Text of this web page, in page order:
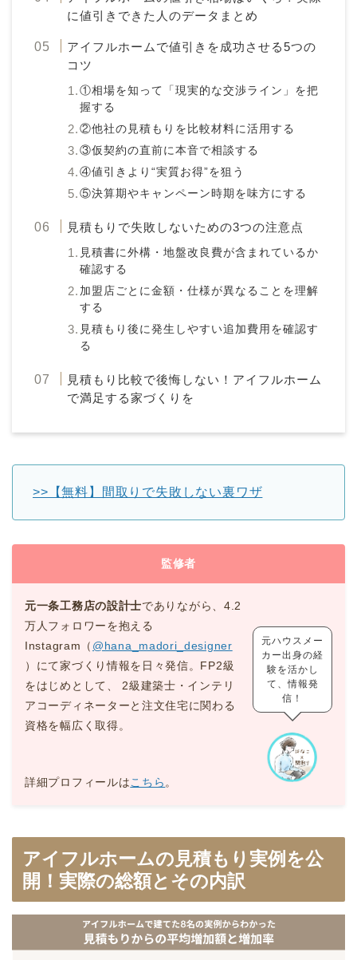
に値引きできた人のデータまとめ
アイフルホームで値引きを成功させる5つの
コツ
①相場を知って「現実的な交渉ライン」を把
握する
②他社の見積もりを比較材料に活用する
③仮契約の直前に本音で相談する
④値引きより“実質お得”を狙う
⑤決算期やキャンペーン時期を味方にする
見積もりで失敗しないための3つの注意点
見積書に外構・地盤改良費が含まれているか
確認する
加盟店ごとに金額・仕様が異なることを理解
する
見積もり後に発生しやすい追加費用を確認す
る
見積もり比較で後悔しない！アイフルホーム
で満足する家づくりを
>>【無料】間取りで失敗しない裏ワザ
監修者
元一条工務店の設計士でありながら、4.2
万人フォロワーを抱える
Instagram（ @hana_madori_designer
）にて家づくり情報を日々発信。FP2級
をはじめとして、 2級建築士・インテリ
アコーディネーターと注文住宅に関わる
資格を幅広く取得。
詳細プロフィールはこちら。
元ハウスメー
カー出身の経
験を活かし
て、情報発
信！
アイフルホームの見積もり実例を公
開！実際の総額とその内訳